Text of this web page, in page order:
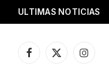
ULTIMAS NOTICIAS
Facebook
X